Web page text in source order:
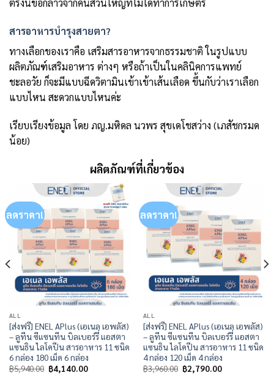
ตรงนี้ขอกล่าวจากคนส่วนใหญ่ที่ไม่ได้ทำการเกษตร
สารอาหารบำรุงสายตา?
ทางเลือกของเราคือ เสริมสารอาหารจากธรรมชาติ ในรูปแบบ
ผลิตภัณฑ์เสริมอาหาร ต่างๆ หรือถ้าเป็นในคลินิคการแพทย์
ชะลอวัย ก็จะมีแบบฉีดวิตามินเข้าเข้าเส้นเลือด ขึ้นกับว่าเราเลือก
แบบไหน สะดวกแบบไหนค่ะ
เรียบเรียงข้อมูล โดย ภญ.มหิดล นวพร สุขเดโชสว่าง (เภสัชกรมด
น้อย)
ผลิตภัณฑ์ที่เกี่ยวข้อง
ลดราคา!
ALL
[ส่งฟรี] ENEL APlus (เอเนล เอพลัส)
– ลูทีน ซีแซนทีน บิลเบอร์รี่ แอสตา
แซนธิน ไลโคปีน สารอาหาร 11 ชนิด
6 กล่อง 180 เม็ด 6 กล่อง
฿5,940.00 Original
price
฿4,140.00Current
ลดราคา!
ALL
[ส่งฟรี] ENEL APlus (เอเนล เอพลัส)
– ลูทีน ซีแซนทีน บิลเบอร์รี่ แอสตา
แซนธิน ไลโคปีน สารอาหาร 11 ชนิด
4 กล่อง 120 เม็ด 4 กล่อง
฿3,960.00 Original
price
฿2,790.00Current